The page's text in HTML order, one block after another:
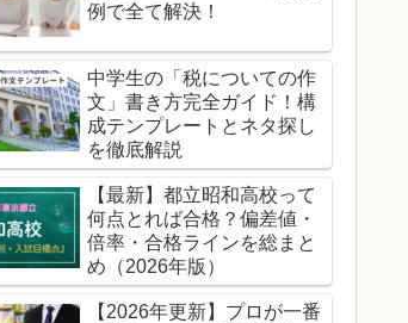
例で全て解決！
中学生の「税についての作
文」書き方完全ガイド！構
成テンプレートとネタ探し
を徹底解説
【最新】都立昭和高校って
何点とれば合格？偏差値・
倍率・合格ラインを総まと
め（2026年版）
【2026年更新】プロが一番